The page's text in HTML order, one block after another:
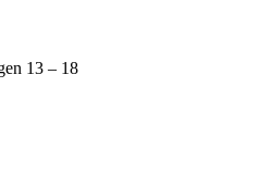
13 – 18